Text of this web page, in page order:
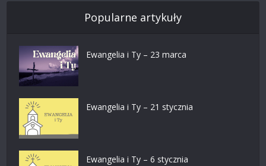
Popularne artykuły
Ewangelia i Ty – 23 marca
Ewangelia i Ty – 21 stycznia
Ewangelia i Ty – 6 stycznia